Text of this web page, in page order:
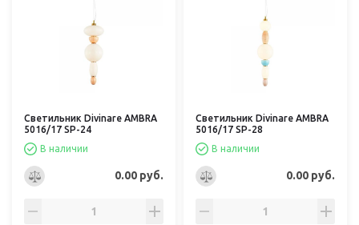
Светильник Divinare AMBRA
5016/17 SP-24
В наличии
0.00 руб.
Светильник Divinare AMBRA
5016/17 SP-28
В наличии
0.00 руб.